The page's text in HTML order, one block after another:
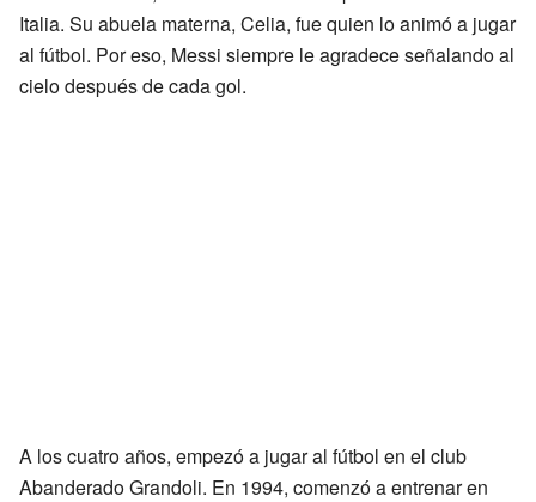
Italia. Su abuela materna, Celia, fue quien lo animó a jugar
al fútbol. Por eso, Messi siempre le agradece señalando al
cielo después de cada gol.
A los cuatro años, empezó a jugar al fútbol en el club
Abanderado Grandoli. En 1994, comenzó a entrenar en